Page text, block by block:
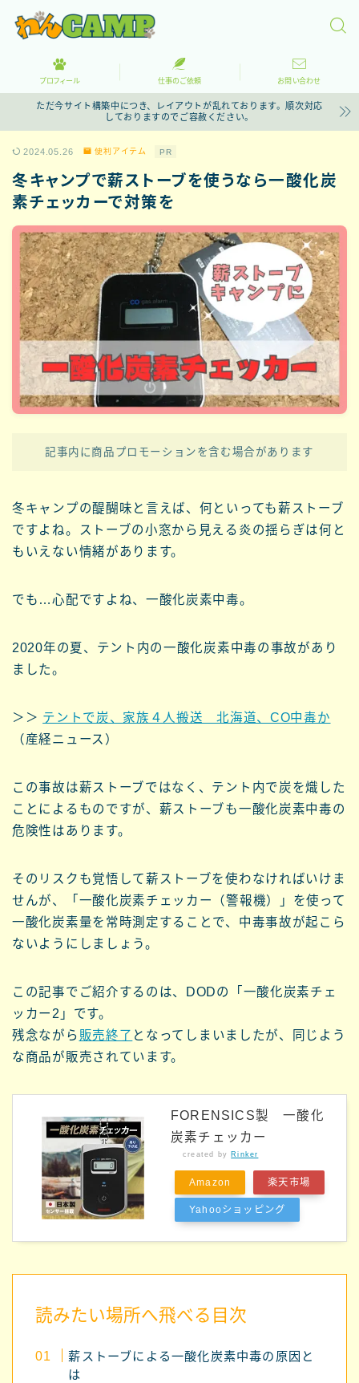
プロフィール 仕事のご依頼 お問い合わせ
ただ今サイト構築中につき、レイアウトが乱れております。順次対応
しておりますのでご容赦ください。
2024.05.26 便利アイテム PR
冬キャンプで薪ストーブを使うなら一酸化炭
素チェッカーで対策を
記事内に商品プロモーションを含む場合があります
冬キャンプの醍醐味と言えば、何といっても薪ストーブ
ですよね。ストーブの小窓から見える炎の揺らぎは何と
もいえない情緒があります。
でも…心配ですよね、一酸化炭素中毒。
2020年の夏、テント内の一酸化炭素中毒の事故があり
ました。
＞＞ テントで炭、家族４人搬送 北海道、CO中毒か
（産経ニュース）
この事故は薪ストーブではなく、テント内で炭を熾した
ことによるものですが、薪ストーブも一酸化炭素中毒の
危険性はあります。
そのリスクも覚悟して薪ストーブを使わなければいけま
せんが、「一酸化炭素チェッカー（警報機）」を使って
一酸化炭素量を常時測定することで、中毒事故が起こら
ないようにしましょう。
この記事でご紹介するのは、DODの「一酸化炭素チェ
ッカー2」です。
残念ながら 販売終了 となってしまいましたが、同じよう
な商品が販売されています。
FORENSICS製 一酸化
炭素チェッカー
created by Rinker
Amazon 楽天市場
Yahooショッピング
読みたい場所へ飛べる目次
薪ストーブによる一酸化炭素中毒の原因と
は